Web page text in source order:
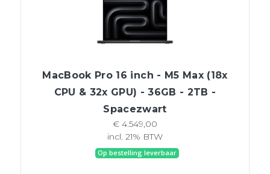
MacBook Pro 16 inch - M5 Max (18x
CPU & 32x GPU) - 36GB - 2TB -
Spacezwart
€ 4.549,00
incl. 21% BTW
Op bestelling leverbaar